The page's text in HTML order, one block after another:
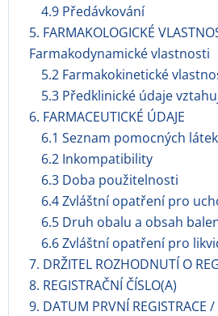
4.9 Předávkování
5. FARMAKOLOGICKÉ
Farmakodynamické vlastnosti
5.2 Farmakokinetické
5.3 Předklinické údaje
6. FARMACEUTICKÉ ÚDAJE
6.1 Seznam pomocných látek
6.2 Inkompatibility
6.3 Doba použitelnosti
6.4 Zvláštní opatření pro
6.5 Druh obalu a obsah
6.6 Zvláštní opatření pro
7. DRŽITEL ROZHODNUTÍ O
8. REGISTRAČNÍ ČÍSLO(A)
9. DATUM PRVNÍ REGISTRACE